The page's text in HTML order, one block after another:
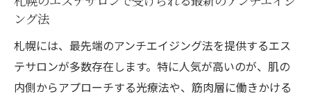
ング法
札幌には、最先端のアンチエイジング法を提供するエス
テサロンが多数存在します。特に人気が高いのが、肌の
内側からアプローチする光療法や、筋肉層に働きかける